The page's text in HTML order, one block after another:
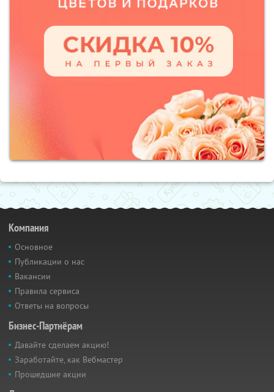
Компания
Основное
Публикации о нас
Вакансии
Правила сервиса
Ответы на вопросы
Бизнес-Партнёрам
Давайте сделаем акцию!
Заработайте, как Вебмастер
Прошедшие акции